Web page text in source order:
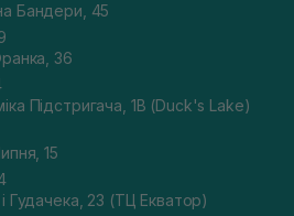
Бандери, 45
36
Підстригача, 1В (Duck's Lake)
15
Гудачека, 23 (ТЦ Екватор)